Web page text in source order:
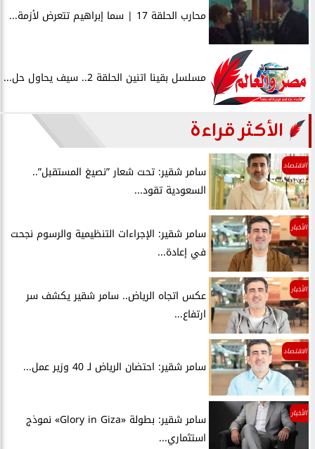
محارب الحلقة 17 | سما إبراهيم تتعرض لأزمة...
مسلسل بقينا اتنين الحلقة 2.. سيف يحاول حل...
الأكثر قراءة
الاقتصاد
سامر شقير: تحت شعار ”نصيغ المستقبل”..
السعودية تقود...
الأخبار
سامر شقير: الإجراءات التنظيمية والرسوم نجحت
في إعادة...
الأخبار
عكس اتجاه الرياض.. سامر شقير يكشف سر
ارتفاع...
الاقتصاد
سامر شقير: احتضان الرياض لـ 40 وزير عمل...
الأخبار
سامر شقير: بطولة «Glory in Giza» نموذج
استثماري...